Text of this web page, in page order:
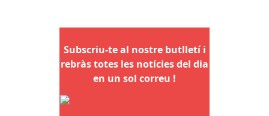
Subscriu-te al nostre butlletí i
rebràs totes les notícies del dia
en un sol correu !